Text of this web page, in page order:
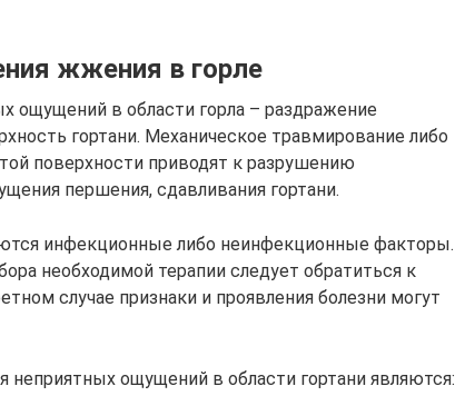
жжения в горле
ощущений в области горла – раздражение
гортани. Механическое травмирование либо
поверхности приводят к разрушению
першения, сдавливания гортани.
инфекционные либо неинфекционные факторы.
необходимой терапии следует обратиться к
случае признаки и проявления болезни могут
ощущений в области гортани являются: